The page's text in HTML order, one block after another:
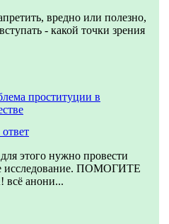
вредно или полезно,
- какой точки зрения
проституции в
этого нужно провести
исследование. ПОМОГИТЕ
анони...